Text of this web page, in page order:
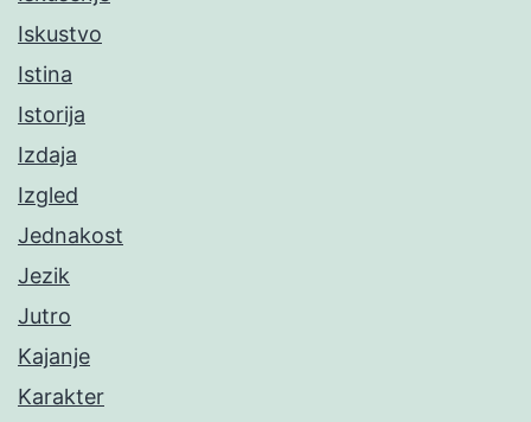
Iskustvo
Istina
Istorija
Izdaja
Izgled
Jednakost
Jezik
Jutro
Kajanje
Karakter